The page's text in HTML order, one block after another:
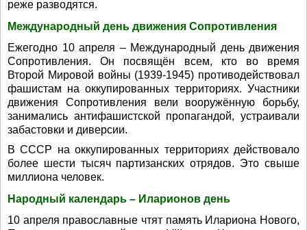
реже разводятся.
Международный день движения Сопротивления
Ежегодно 10 апреля – Международный день движения
Сопротивления. Он посвящён всем, кто во время
Второй Мировой войны (1939-1945) противодействовал
фашистам на оккупированных территориях. Участники
движения Сопротивления вели вооружённую борьбу,
занимались антифашистской пропагандой, устраивали
забастовки и диверсии.
В СССР на оккупированных территориях действовало
более шести тысяч партизанских отрядов. Это свыше
миллиона человек.
Народный календарь – Иларионов день
10 апреля православные чтят память Илариона Нового,